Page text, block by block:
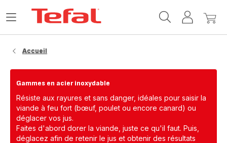
MonMon
Ouvrir
Accueil
Gammes en acier inoxydable
Résiste aux rayures et sans danger, idéales pour saisir la
viande à feu fort (bœuf, poulet ou encore canard) ou
déglacer vos jus.
Faites d'abord dorer la viande, juste ce qu'il faut. Puis,
déglacez afin de retenir le jus et obtenir des résultats